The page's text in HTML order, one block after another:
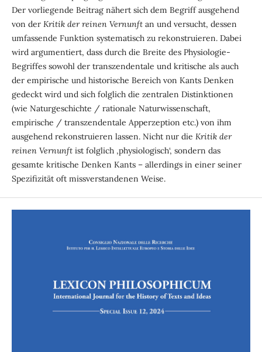
Der vorliegende Beitrag nähert sich dem Begriff ausgehend
von der Kritik der reinen Vernunftan und versucht, dessen
umfassende Funktion systematisch zu rekonstruieren. Dabei
wird argumentiert, dass durch die Breite des Physiologie-
Begriffes sowohl der transzendentale und kritische als auch
der empirische und historische Bereich von Kants Denken
gedeckt wird und sich folglich die zentralen Distinktionen
(wie Naturgeschichte / rationale Naturwissenschaft,
empirische / transzendentale Apperzeption etc.) von ihm
ausgehend rekonstruieren lassen. Nicht nur die Kritik der
reinen Vernunftist folglich ‚physiologisch‘, sondern das
gesamte kritische Denken Kants – allerdings in einer seiner
Spezifizität oft missverstandenen Weise.